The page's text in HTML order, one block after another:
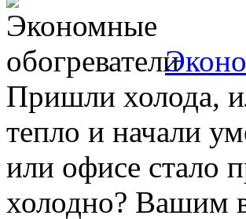
Пришли холода,
тепло и начали
или офисе стало
холодно? Вашим